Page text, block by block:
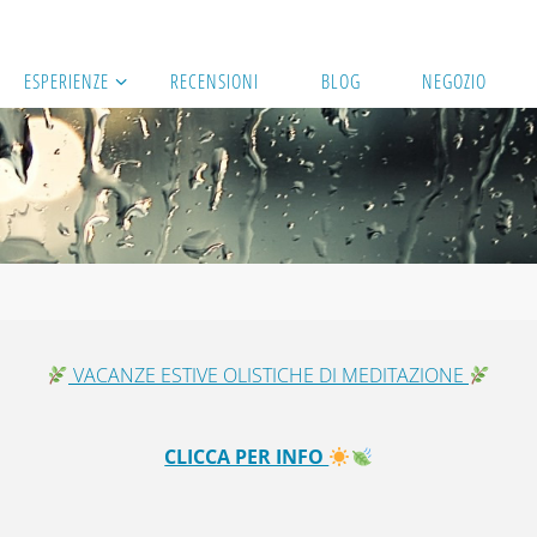
ESPERIENZE RECENSIONI BLOG NEGOZIO
VACANZE ESTIVE OLISTICHE DI MEDITAZIONE
CLICCA PER INFO